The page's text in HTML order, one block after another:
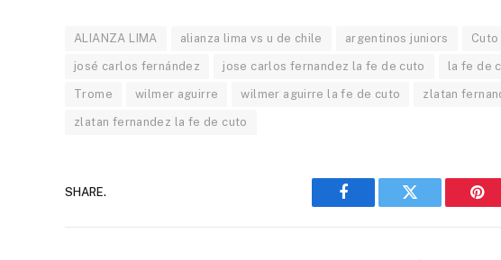
ALIANZA LIMA alianza lima vs u de chile argentinos juniors
josé carlos fernández jose carlos fernandez la fe de cuto la fe de
Trome wilmer aguirre wilmer aguirre la fe de cuto zlatan
zlatan fernandez la fe de cuto
SHARE.
Facebook Twitter